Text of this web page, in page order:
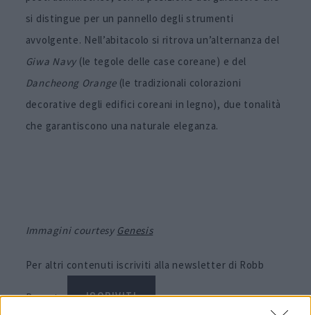
si distingue per un pannello degli strumenti
avvolgente. Nell’abitacolo si ritrova un’alternanza del
Giwa Navy (le tegole delle case coreane) e del
Dancheong Orange (le tradizionali colorazioni
decorative degli edifici coreani in legno), due tonalità
che garantiscono una naturale eleganza.
Immagini courtesy Genesis
Per altri contenuti iscriviti alla newsletter di Robb
Report ISCRIVITI